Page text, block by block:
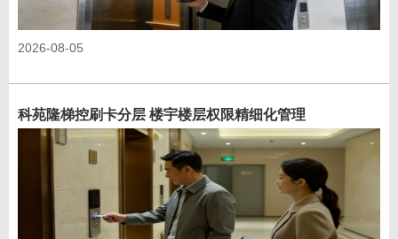
2026-08-05
科苑隆梯控刷卡分层 楼宇楼层权限精细化管理